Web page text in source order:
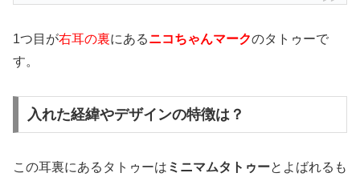
1つ目が右耳の裏にあるニコちゃんマークのタトゥーで
す。
入れた経緯やデザインの特徴は？
この耳裏にあるタトゥーは ミニマムタトゥーとよばれるも